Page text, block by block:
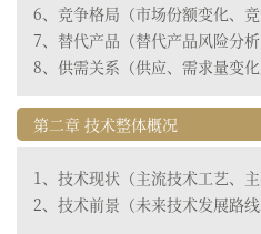
6、竞争格局（市场份额变化、
7、替代产品（替代产品风险分析
8、供需关系（供应、需求量变化
第二章 技术整体概况
1、技术现状（主流技术工艺、
2、技术前景（未来技术发展路线